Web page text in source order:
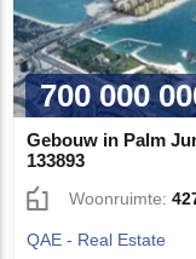
700 000
Gebouw in Palm
133893
Woonruimte:
QAE - Real Estate